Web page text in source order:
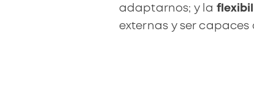
adaptarnos; y la
externas y ser capaces